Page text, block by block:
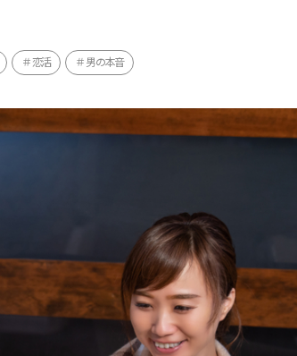
恋活 男の本音